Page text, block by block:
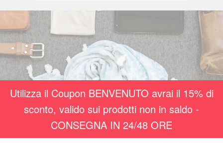
Utilizza il Coupon BENVENUTO avrai il 15% di
sconto, valido sui prodotti non in saldo -
CONSEGNA IN 24/48 ORE